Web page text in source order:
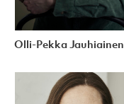
Olli-Pekka Jauhiainen